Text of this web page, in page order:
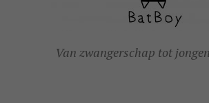
Van zwangerschap tot